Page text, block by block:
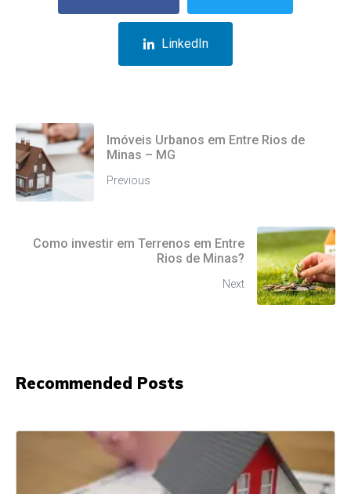
LinkedIn
Imóveis Urbanos em Entre Rios de
Minas – MG
Previous
Como investir em Terrenos em Entre
Rios de Minas?
Next
Recommended Posts